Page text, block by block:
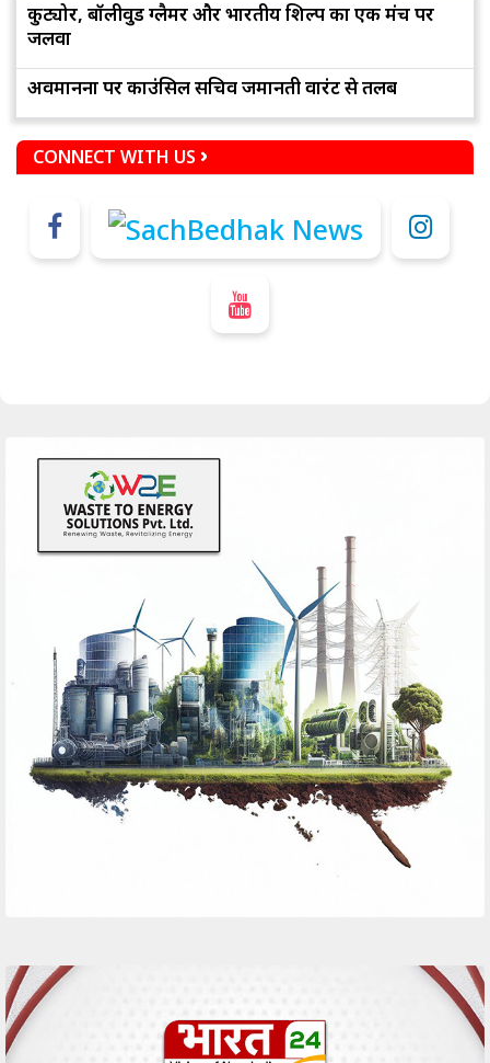
कुट्योर, बॉलीवुड ग्लैमर और भारतीय शिल्प का एक मंच पर
जलवा
अवमानना पर काउंसिल सचिव जमानती वारंट से तलब
CONNECT WITH US